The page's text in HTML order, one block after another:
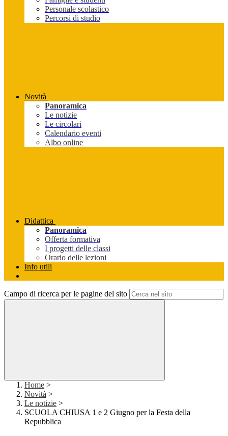
Personale scolastico
Percorsi di studio
Novità
Panoramica
Le notizie
Le circolari
Calendario eventi
Albo online
Didattica
Panoramica
Offerta formativa
I progetti delle classi
Orario delle lezioni
Info utili
Campo di ricerca per le pagine del sito
Home >
Novità >
Le notizie >
SCUOLA CHIUSA 1 e 2 Giugno per la Festa della
Repubblica